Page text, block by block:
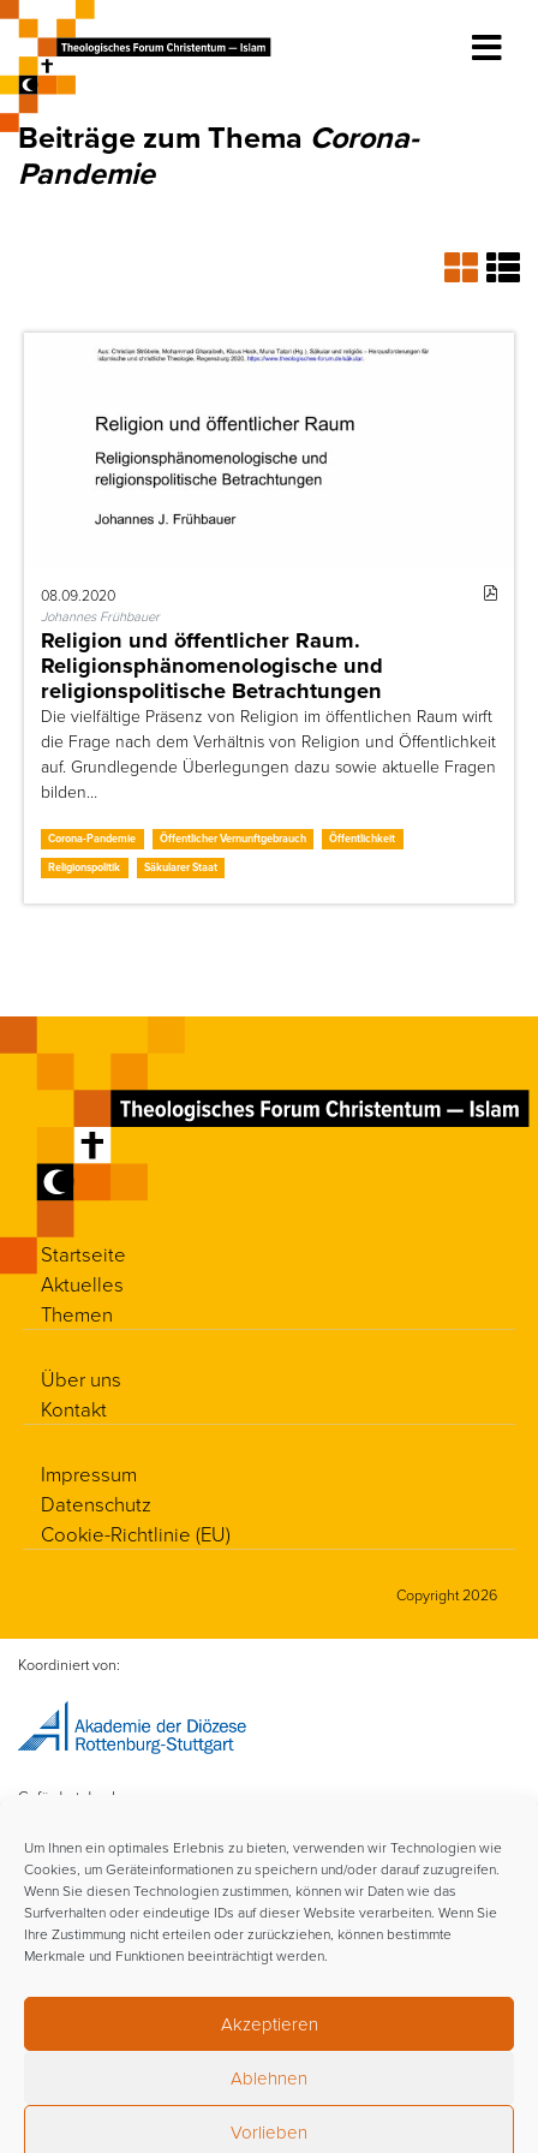
Um Ihnen ein optimales Erlebnis zu bieten, verwenden wir Technologien wie
Cookies, um Geräteinformationen zu speichern und/oder darauf zuzugreifen.
Wenn Sie diesen Technologien zustimmen, können wir Daten wie das
Surfverhalten oder eindeutige IDs auf dieser Website verarbeiten. Wenn Sie
Ihre Zustimmung nicht erteilen oder zurückziehen, können bestimmte
Merkmale und Funktionen beeinträchtigt werden.
Akzeptieren
Ablehnen
Vorlieben
Beiträge zum Thema Corona-
Pandemie
08.09.2020
Johannes Frühbauer
Religion und öffentlicher Raum.
Religionsphänomenologische und
religionspolitische Betrachtungen
Die vielfältige Präsenz von Religion im öffentlichen Raum wirft
die Frage nach dem Verhältnis von Religion und Öffentlichkeit
auf. Grundlegende Überlegungen dazu sowie aktuelle Fragen
bilden…
Corona-Pandemie Öffentlicher Vernunftgebrauch
Öffentlichkeit
Religionspolitik
Säkularer Staat
Startseite
Aktuelles
Themen
Über uns
Kontakt
Impressum
Datenschutz
Cookie-Richtlinie (EU)
Copyright 2026
Koordiniert von:
Gefördert durch:
Im Rahmen der: